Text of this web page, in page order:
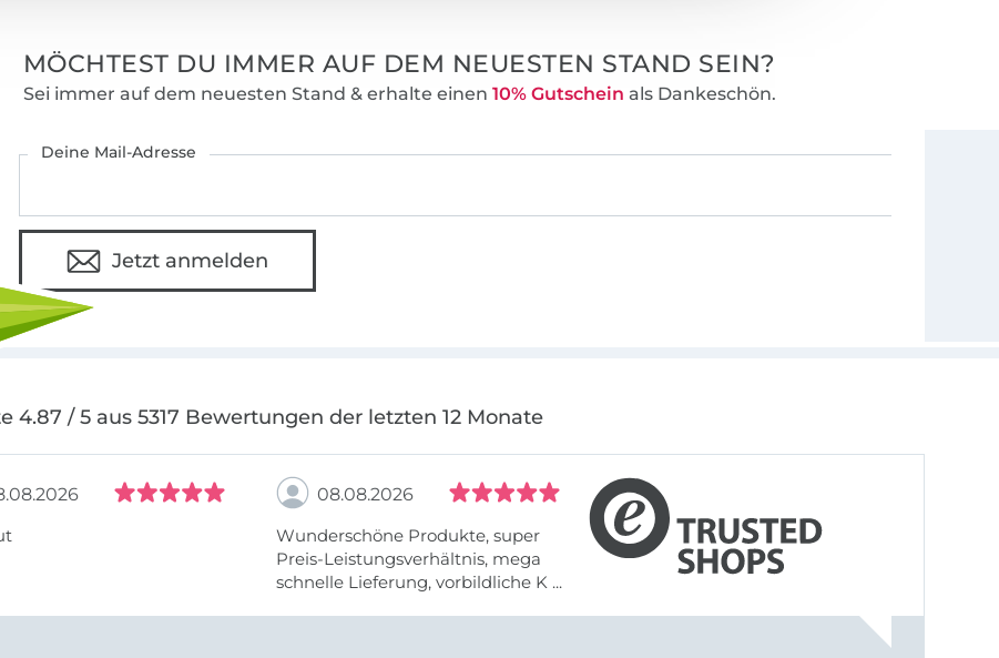
MÖCHTEST DU IMMER AUF DEM NEUESTEN STAND SEIN?
Sei immer auf dem neuesten Stand & erhalte einen 10% Gutschein als Dankeschön.
Deine Mail-Adresse
Jetzt anmelden
4.87 / 5 aus 5317 Bewertungen der letzten 12 Monate
08.08.2026
Wunderschöne Produkte, super
Preis-Leistungsverhältnis, mega
schnelle Lieferung, vorbildliche K ...